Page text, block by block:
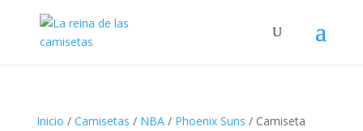
Búsqueda
Inicio / Camisetas / NBA/ Phoenix Suns / Camiseta